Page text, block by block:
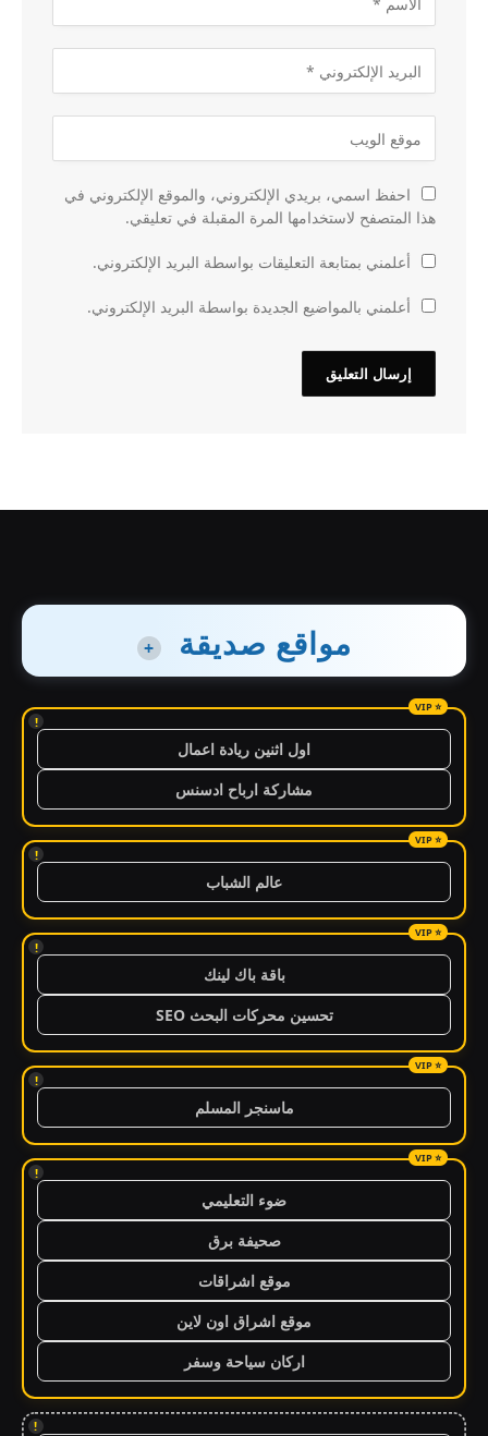
احفظ اسمي، بريدي الإلكتروني، والموقع الإلكتروني في
هذا المتصفح لاستخدامها المرة المقبلة في تعليقي.
أعلمني بمتابعة التعليقات بواسطة البريد الإلكتروني.
أعلمني بالمواضيع الجديدة بواسطة البريد الإلكتروني.
مواقع صديقة +
!
اول اثنين ريادة اعمال
مشاركة ارباح ادسنس
!
عالم الشباب
!
باقة باك لينك
تحسين محركات البحث SEO
!
ماسنجر المسلم
!
ضوء التعليمي
صحيفة برق
موقع اشراقات
موقع اشراق اون لاين
اركان سياحة وسفر
!